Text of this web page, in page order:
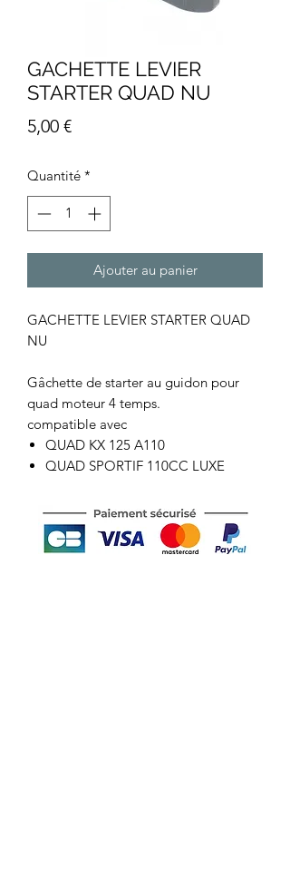
GACHETTE LEVIER
STARTER QUAD NU
5,00 €Prix
Quantité *
Ajouter au panier
GACHETTE LEVIER STARTER QUAD
NU
Gâchette de starter au guidon pour
quad moteur 4 temps.
compatible avec
QUAD KX 125 A110
QUAD SPORTIF 110CC LUXE